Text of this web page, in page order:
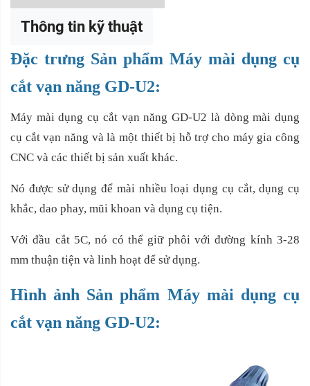
Thông tin kỹ thuật
Đặc trưng Sản phẩm Máy mài dụng cụ
cắt vạn năng GD-U2:
Máy mài dụng cụ cắt vạn năng GD-U2 là dòng mài dụng
cụ cắt vạn năng và là một thiết bị hỗ trợ cho máy gia công
CNC và các thiết bị sản xuất khác.
Nó được sử dụng để mài nhiều loại dụng cụ cắt, dụng cụ
khắc, dao phay, mũi khoan và dụng cụ tiện.
Với đầu cắt 5C, nó có thể giữ phôi với đường kính 3-28
mm thuận tiện và linh hoạt để sử dụng.
Hình ảnh Sản phẩm Máy mài dụng cụ
cắt vạn năng GD-U2: